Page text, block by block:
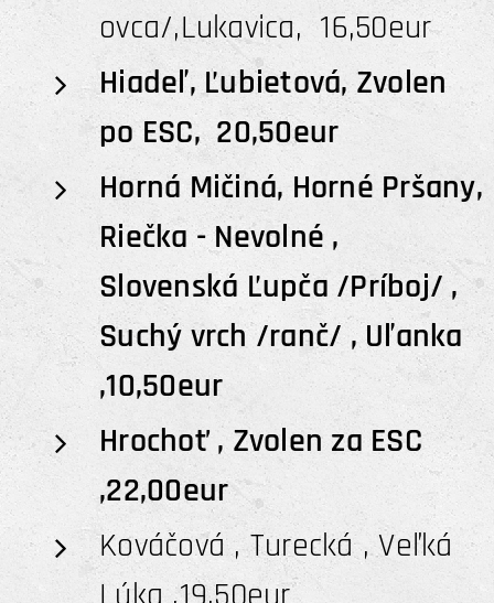
ovca/,Lukavica, 16,50eur
Hiadeľ, Ľubietová, Zvolen
po ESC, 20,50eur
Horná Mičiná, Horné Pršany,
Riečka - Nevolné ,
Slovenská Ľupča /Príboj/ ,
Suchý vrch /ranč/ , Uľanka
,10,50eur
Hrochoť , Zvolen za ESC
,22,00eur
Kováčová , Turecká , Veľká